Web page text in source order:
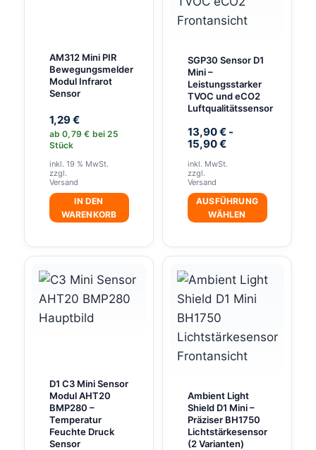
AM312 Mini PIR
Bewegungsmelder
Modul Infrarot
Sensor
1,29€
ab0,79€ bei 25
Stück
inkl. 19 % MwSt.
zzgl.
Versand
IN DEN
WARENKORB
SGP30 Sensor D1
Mini –
Leistungsstarker
TVOC und eCO2
Luftqualitätssensor
13,90€-
15,90€
inkl. MwSt.
zzgl.
Versand
AUSFÜHRUNG
WÄHLEN
Produkt
weist
mehrere
Varianten
auf.
Die
Optionen
auf
der
Produktseite
D1 C3 Mini Sensor
Modul AHT20
BMP280 –
Temperatur
Feuchte Druck
Sensor
Ambient Light
Shield D1 Mini –
Präziser BH1750
Lichtstärkesensor
(2 Varianten)